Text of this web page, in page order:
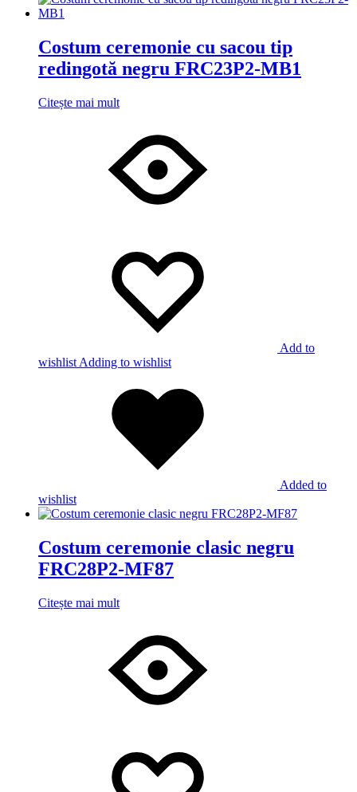
Costum ceremonie cu sacou tip
redingotă negru FRC23P2-MB1
Citește mai mult
Add to
wishlist Adding to wishlist
Added to
wishlist
Costum ceremonie clasic negru
FRC28P2-MF87
Citește mai mult